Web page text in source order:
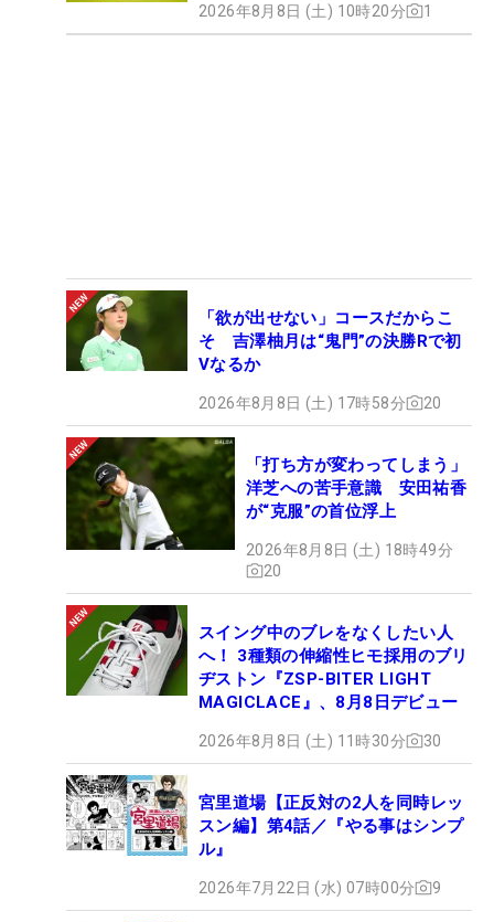
2026年8月8日 (土) 10時20分 1
「欲が出せない」コースだからこ
そ 吉澤柚月は“鬼門”の決勝Rで初
Vなるか
2026年8月8日 (土) 17時58分 20
「打ち方が変わってしまう」
洋芝への苦手意識 安田祐香
が“克服”の首位浮上
2026年8月8日 (土) 18時49分
20
スイング中のブレをなくしたい人
へ！ 3種類の伸縮性ヒモ採用のブリ
ヂストン『ZSP-BITER LIGHT
MAGICLACE』、8月8日デビュー
2026年8月8日 (土) 11時30分 30
宮里道場【正反対の2人を同時レッ
スン編】第4話／『やる事はシンプ
ル』
2026年7月22日 (水) 07時00分 9